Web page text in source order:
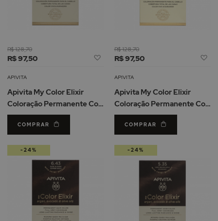
R$ 97,50
R$ 128,70
Adicionar
Lista
Desejos
APIVITA
Apivita My Color Elixir
Coloração Permanente Cor
7.35 Loiro Dourado Mogno
COMPRAR
R$ 97,50
R$ 128,70
APIVITA
Apivita My Color Elixir
Coloração Permanente Cor
7.3 Loiro Dourado
COMPRAR
-24% -24%